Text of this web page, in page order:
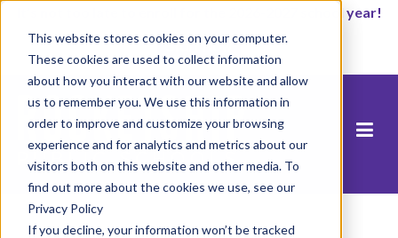
This website stores cookies on your computer.
These cookies are used to collect information
about how you interact with our website and allow
us to remember you. We use this information in
order to improve and customize your browsing
experience and for analytics and metrics about our
visitors both on this website and other media. To
find out more about the cookies we use, see our
Privacy Policy
If you decline, your information won’t be tracked
It’s not too late to enroll for the 2026-2027 school year!
Start Now